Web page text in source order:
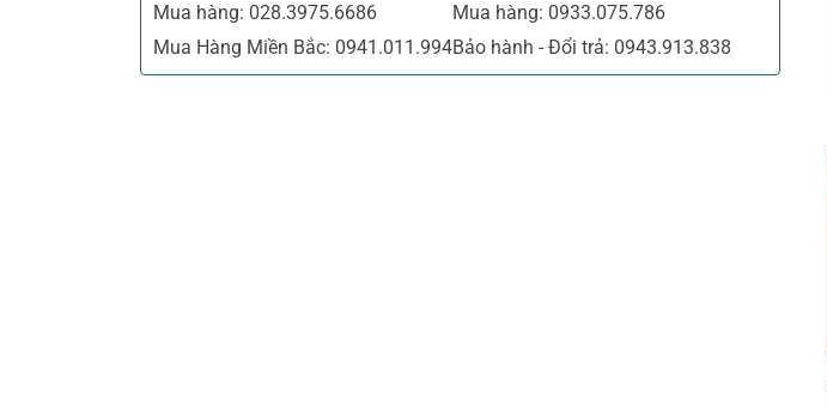
Mua hàng: 028.3975.6686 Mua hàng: 0933.075.786
Mua Hàng Miền Bắc: 0941.011.994Bảo hành - Đổi trả: 0943.913.838